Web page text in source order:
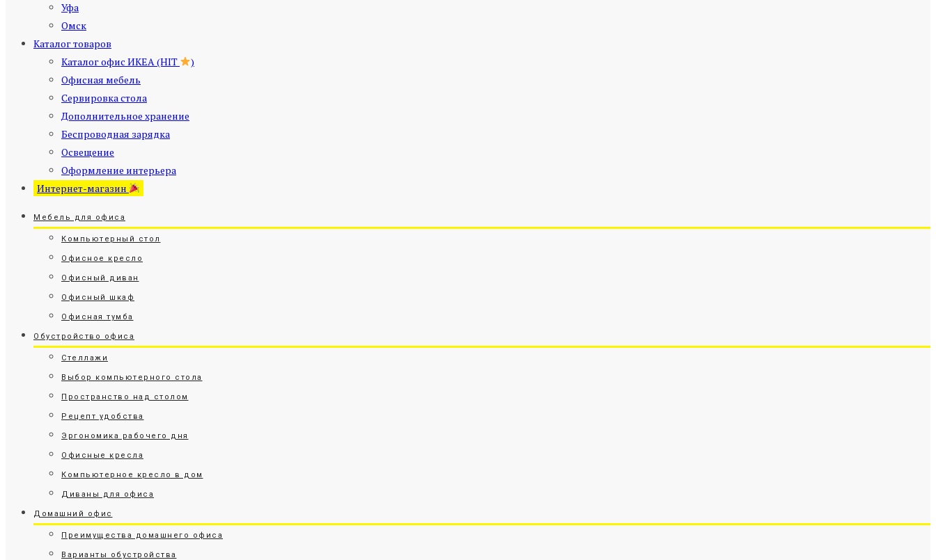
Уфа
Омск
Каталог товаров
Каталог офис ИКЕА (HIT
)
Офисная мебель
Сервировка стола
Дополнительное хранение
Беспроводная зарядка
Освещение
Оформление интерьера
Интернет-магазин
Мебель для офиса
Компьютерный стол
Офисное кресло
Офисный диван
Офисный шкаф
Офисная тумба
Обустройство офиса
Стеллажи
Выбор компьютерного стола
Пространство над столом
Рецепт удобства
Эргономика рабочего дня
Офисные кресла
Компьютерное кресло в дом
Диваны для офиса
Домашний офис
Преимущества домашнего офиса
Варианты обустройства